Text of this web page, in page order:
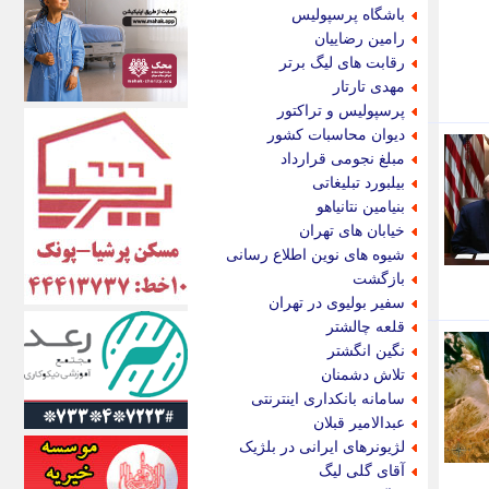
باشگاه پرسپولیس
رامین رضاییان
رقابت های لیگ برتر
مهدی تارتار
پرسپولیس و تراکتور
دیوان محاسبات کشور
مبلغ نجومی قرارداد
بیلبورد تبلیغاتی
بنیامین نتانیاهو
خیابان های تهران
شیوه های نوین اطلاع رسانی
بازگشت
سفیر بولیوی در تهران
قلعه چالشتر
نگین انگشتر
تلاش دشمنان
سامانه بانکداری اینترنتی
عبدالامیر قبلان
لژیونرهای ایرانی در بلژیک
آقای گلی لیگ
الف
انتشار آنلاین
اندیشه قرن
اندیشه معاصر
اندیشه ها
انرژی پرس
ای استخدام
ایتنا
ایراف
ایران آرت
ایران آنلاین
ایران زندگی
ایران فوری
ایرانی روز
ایرانیتال
ایرنا
ایسکانیوز
ایسنا
ایکنا
ایلنا